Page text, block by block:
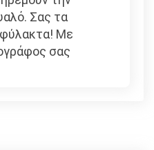
Σας τα
Με
σας